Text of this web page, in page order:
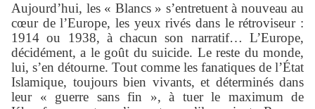
Aujourd’hui, les « Blancs » s’entretuent à nouveau au
cœur de l’Europe, les yeux rivés dans le rétroviseur :
1914 ou 1938, à chacun son narratif… L’Europe,
décidément, a le goût du suicide. Le reste du monde,
lui, s’en détourne. Tout comme les fanatiques de l’État
Islamique, toujours bien vivants, et déterminés dans
leur « guerre sans fin », à tuer le maximum de